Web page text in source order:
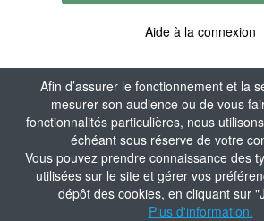
Afin d’assurer le fonctionnement et la
mesurer son audience ou de vous
fonctionnalités particulières, nous
échéant sous réserve de votre
Vous pouvez prendre connaissance des
utilisées sur le site et gérer vos
dépôt des cookies, en cliquant sur
Plus d'information.
Aide à la connexion